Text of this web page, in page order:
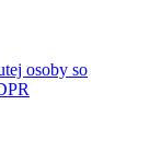
osoby so